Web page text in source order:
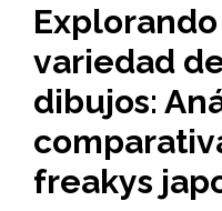
variedad
dibujos:
freakys